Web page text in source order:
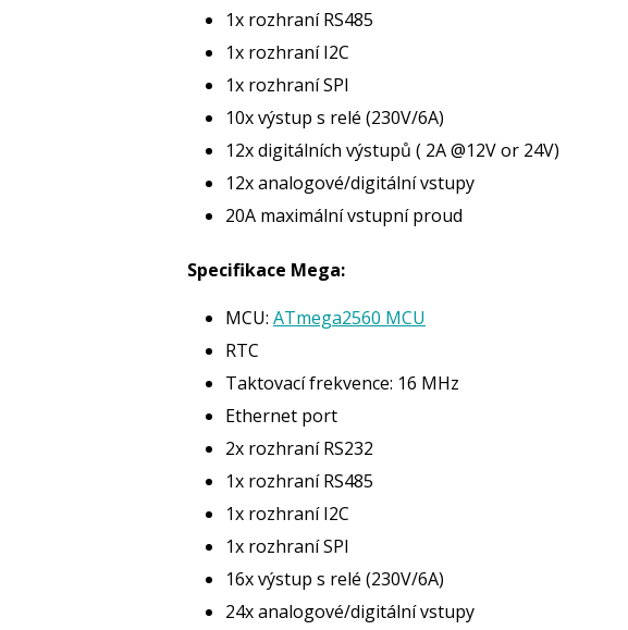
1x rozhraní RS485
1x rozhraní I2C
1x rozhraní SPI
10x výstup s relé (230V/6A)
12x digitálních výstupů ( 2A @12V or 24V)
12x analogové/digitální vstupy
20A maximální vstupní proud
Specifikace Mega:
MCU: ATmega2560 MCU
RTC
Taktovací frekvence: 16 MHz
Ethernet port
2x rozhraní RS232
1x rozhraní RS485
1x rozhraní I2C
1x rozhraní SPI
16x výstup s relé (230V/6A)
24x analogové/digitální vstupy